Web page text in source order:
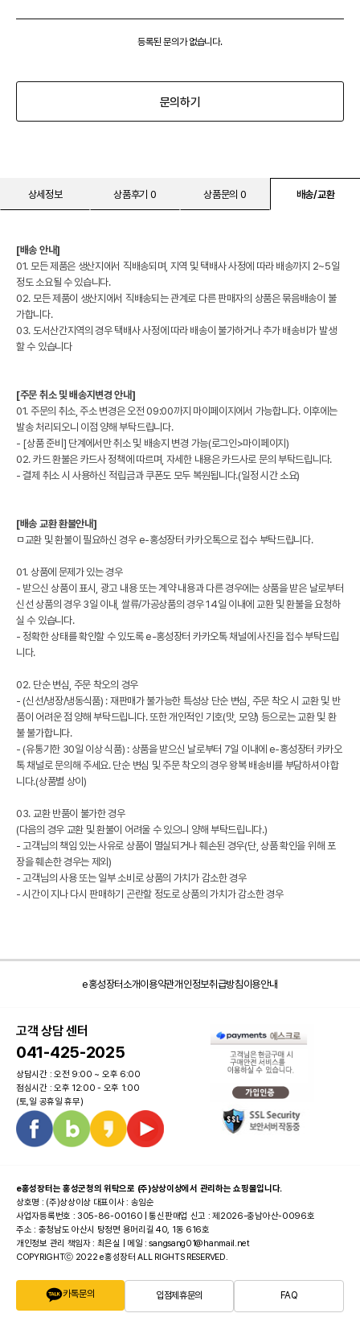
등록된 문의가 없습니다.
문의하기
상세정보 상품후기 0 상품문의 0 배송/교환
[배송 안내]
01. 모든 제품은 생산지에서 직배송되며, 지역 및 택배사 사정에 따라 배송까지 2~5일
정도 소요될 수 있습니다.
02. 모든 제품이 생산지에서 직배송되는 관계로 다른 판매자의 상품은 묶음배송이 불
가합니다.
03. 도서산간지역의 경우 택배사 사정에 따라 배송이 불가하거나 추가 배송비가 발생
할 수 있습니다
[주문 취소 및 배송지변경 안내]
01. 주문의 취소, 주소 변경은 오전 09:00까지 마이페이지에서 가능합니다. 이후에는
발송 처리되오니 이점 양해 부탁드립니다.
- [상품 준비] 단계에서만 취소 및 배송지 변경 가능(로그인>마이페이지)
02. 카드 환불은 카드사 정책에 따르며, 자세한 내용은 카드사로 문의 부탁드립니다.
- 결제 취소 시 사용하신 적립금과 쿠폰도 모두 복원됩니다.(일정 시간 소요)
[배송 교환 환불안내]
ㅁ교환 및 환불이 필요하신 경우 e-홍성장터 카카오톡으로 접수 부탁드립니다.
01. 상품에 문제가 있는 경우
- 받으신 상품이 표시, 광고 내용 또는 계약 내용과 다른 경우에는 상품을 받은 날로부터
신선 상품의 경우 3일 이내, 쌀류/가공상품의 경우 14일 이내에 교환 및 환불을 요청하
실 수 있습니다.
- 정확한 상태를 확인할 수 있도록 e-홍성장터 카카오톡 채널에 사진을 접수 부탁드립
니다.
02. 단순 변심, 주문 착오의 경우
- (신선/냉장/냉동식품) : 재판매가 불가능한 특성상 단순 변심, 주문 착오 시 교환 및 반
품이 어려운 점 양해 부탁드립니다. 또한 개인적인 기호(맛, 모양) 등으로는 교환 및 환
불 불가합니다.
- (유통기한 30일 이상 식품) : 상품을 받으신 날로부터 7일 이내에 e-홍성장터 카카오
톡 채널로 문의해 주세요. 단순 변심 및 주문 착오의 경우 왕복 배송비를 부담하셔야 합
니다.(상품별 상이)
03. 교환 반품이 불가한 경우
(다음의 경우 교환 및 환불이 어려울 수 있으니 양해 부탁드립니다.)
- 고객님의 책임 있는 사유로 상품이 멸실되거나 훼손된 경우(단, 상품 확인을 위해 포
장을 훼손한 경우는 제외)
- 고객님의 사용 또는 일부 소비로 상품의 가치가 감소한 경우
- 시간이 지나 다시 판매하기 곤란할 정도로 상품의 가치가 감소한 경우
e홍성장터소개이용약관개인정보취급방침이용안내
고객 상담 센터
041-425-2025
상담시간 : 오전 9:00 ~ 오후 6:00
점심시간 : 오후 12:00 - 오후 1:00
(토,일 공휴일 휴무)
e홍성장터는 홍성군청의 위탁으로 (주)상상이상에서 관리하는 쇼핑몰입니다.
상호명 : (주)상상이상 대표이사 : 송임순
사업자등록번호 : 305-86-00160 | 통신판매업 신고 : 제2026-충남아산-0096호
주소 : 충청남도 아산시 탕정면 용머리길 40, 1동 616호
개인정보 관리 책임자 : 최은실 | 메일 : sangsang01@hanmail.net
COPYRIGHTⓒ 2022 e홍성장터 ALL RIGHTS RESERVED.
카톡문의 입점제휴문의 FAQ